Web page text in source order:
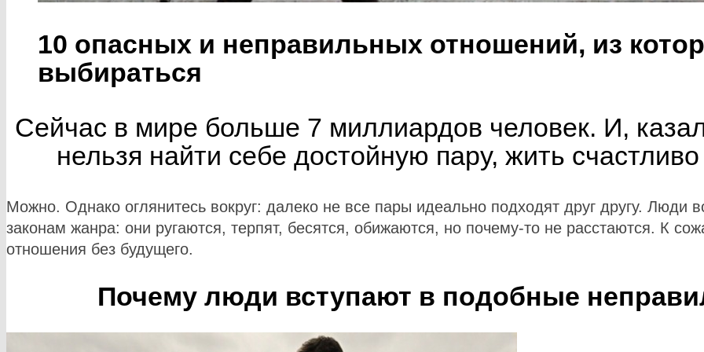
10 опасных и неправильных отношений, из
выбираться
Сейчас в мире больше 7 миллиардов человек. И,
нельзя найти себе достойную пару, жить
Можно. Однако оглянитесь вокруг: далеко не все пары идеально подходят друг другу. Люди
законам жанра: они ругаются, терпят, бесятся, обижаются, но почему-то не расстаются. К
отношения без будущего.
Почему люди вступают в подобные